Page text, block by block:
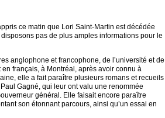
ce matin que Lori Saint-Martin est décédée
pas de plus amples informations pour le
anglophone et francophone, de l’université et de
français, à Montréal, après avoir connu à
elle a fait paraître plusieurs romans et recueils
Gagné, qui leur ont valu une renommée
général. Elle faisait encore paraître
son étonnant parcours, ainsi qu’un essai en